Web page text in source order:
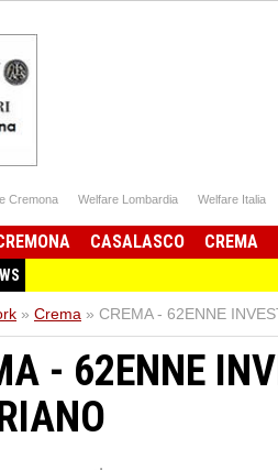
Cremona Welfare Lombardia Welfare Italia
CASALASCO CREMA
» Crema » CREMA - 62ENNE
- 62ENNE